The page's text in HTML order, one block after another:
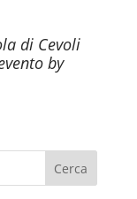
di Cevoli
by
Cerca